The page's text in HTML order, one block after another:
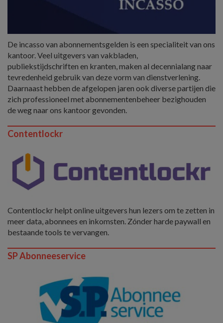
De incasso van abonnementsgelden is een specialiteit van ons
kantoor. Veel uitgevers van vakbladen,
publiekstijdschriften en kranten, maken al decennialang naar
tevredenheid gebruik van deze vorm van dienstverlening.
Daarnaast hebben de afgelopen jaren ook diverse partijen die
zich professioneel met abonnementenbeheer bezighouden
de weg naar ons kantoor gevonden.
Contentlockr
Contentlockr helpt online uitgevers hun lezers om te zetten in
meer data, abonnees en inkomsten. Zónder harde paywall en
bestaande tools te vervangen.
SP Abonneeservice